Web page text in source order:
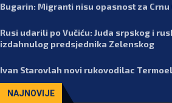
Bugarin: Migranti nisu opasnost za Crnu
Rusi udarili po Vučiću: Juda srpskog i
izdahnulog predsjednika Zelenskog
Ivan Starovlah novi rukovodilac
NAJNOVIJE